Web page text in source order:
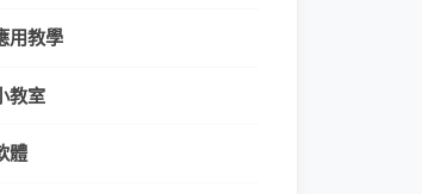
用教學
教室
體